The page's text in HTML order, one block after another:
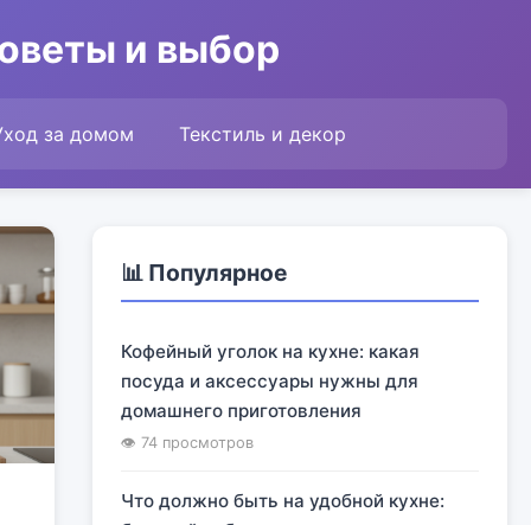
и выбор
за домом Текстиль и декор
📊 Популярное
Кофейный уголок на кухне: какая
посуда и аксессуары нужны для
домашнего приготовления
👁 74 просмотров
Что должно быть на удобной кухне: